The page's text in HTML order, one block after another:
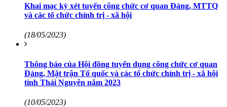
Khai mạc kỳ xét tuyển công chức cơ quan Đảng, MTTQ
và các tổ chức chính trị - xã hội
(18/05/2023)
Thông báo của Hội đồng tuyển dụng công chức cơ quan
Đảng, Mặt trận Tổ quốc và các tổ chức chính trị - xã hội
tỉnh Thái Nguyên năm 2023
(10/05/2023)